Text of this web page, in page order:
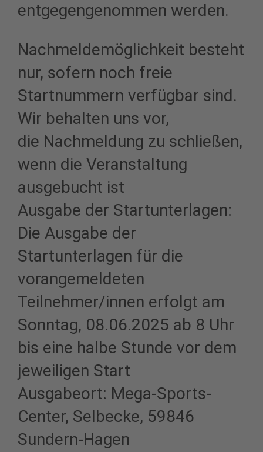
entgegengenommen werden.
Nachmeldemöglichkeit besteht
nur, sofern noch freie
Startnummern verfügbar sind.
Wir behalten uns vor,
die Nachmeldung zu schließen,
wenn die Veranstaltung
ausgebucht ist
Ausgabe der Startunterlagen:
Die Ausgabe der
Startunterlagen für die
vorangemeldeten
Teilnehmer/innen erfolgt am
Sonntag, 08.06.2025 ab 8 Uhr
bis eine halbe Stunde vor dem
jeweiligen Start
Ausgabeort: Mega-Sports-
Center, Selbecke, 59846
Sundern-Hagen